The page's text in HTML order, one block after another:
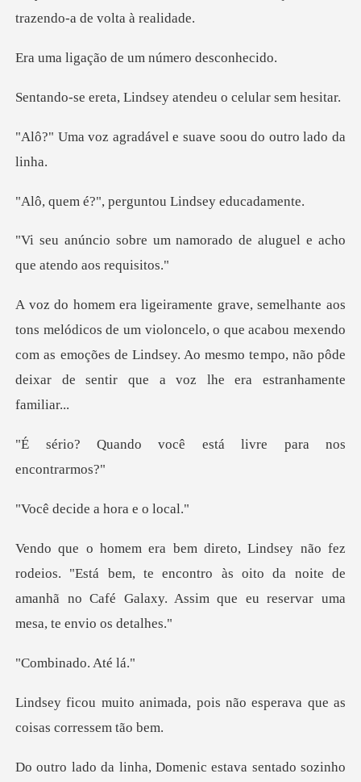
t
o de um número
Lindsey atendeu o c
ável e suave soou do
perguntou Lindse
amorado de aluguel e acho
m violoncelo, o que acabou mexendo
com as emoções de Lindsey. Ao mesmo te
ocê está livre par
de a hora
"Está bem, te encontro às oito da noite de
amanhã no Café G
nado.
a, pois não esperava que a